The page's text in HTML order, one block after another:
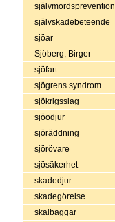
självmordsprevention
självskadebeteende
sjöar
Sjöberg, Birger
sjöfart
sjögrens syndrom
sjökrigsslag
sjöodjur
sjöräddning
sjörövare
sjösäkerhet
skadedjur
skadegörelse
skalbaggar